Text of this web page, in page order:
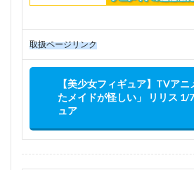
取扱ページリンク
【美少女フィギュア】TVアニ
たメイドが怪しい」 リリス 1/
ュア